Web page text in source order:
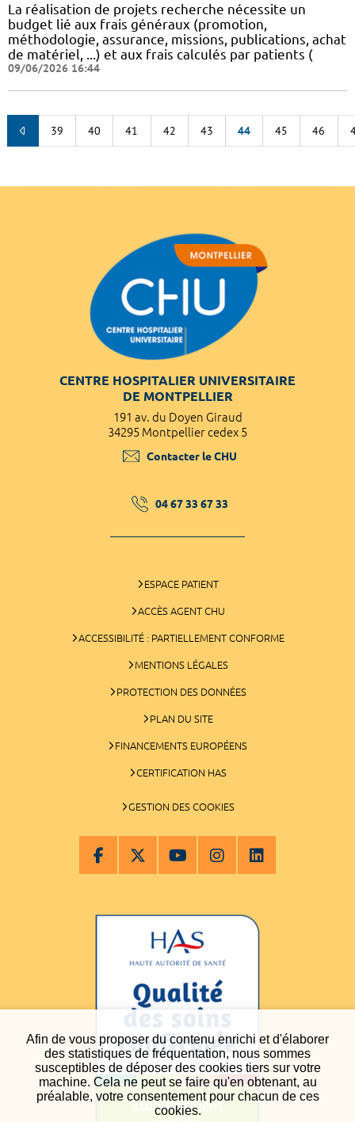
Afin de vous proposer du contenu enrichi et d'élaborer
des statistiques de fréquentation, nous sommes
susceptibles de déposer des cookies tiers sur votre
machine. Cela ne peut se faire qu'en obtenant, au
préalable, votre consentement pour chacun de ces
cookies.
La réalisation de projets recherche nécessite un
budget lié aux frais généraux (promotion,
méthodologie, assurance, missions, publications, achat
de matériel, ...) et aux frais calculés par patients (
09/06/2026 16:44
39 40 41 42 43 44 45 46
CENTRE HOSPITALIER UNIVERSITAIRE
DE MONTPELLIER
191 av. du Doyen Giraud
34295 Montpellier cedex 5
Contacter le CHU
04 67 33 67 33
ESPACE PATIENT
ACCÈS AGENT CHU
ACCESSIBILITÉ : PARTIELLEMENT CONFORME
MENTIONS LÉGALES
PROTECTION DES DONNÉES
PLAN DU SITE
FINANCEMENTS EUROPÉENS
CERTIFICATION HAS
GESTION DES COOKIES